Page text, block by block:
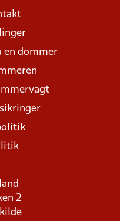
en dommer
2